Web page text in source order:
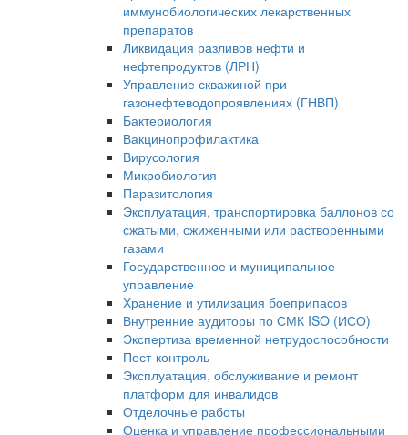
иммунобиологических лекарственных
препаратов
Ликвидация разливов нефти и
нефтепродуктов (ЛРН)
Управление скважиной при
газонефтеводопроявлениях (ГНВП)
Бактериология
Вакцинопрофилактика
Вирусология
Микробиология
Паразитология
Эксплуатация, транспортировка баллонов со
сжатыми, сжиженными или растворенными
газами
Государственное и муниципальное
управление
Хранение и утилизация боеприпасов
Внутренние аудиторы по СМК ISO (ИСО)
Экспертиза временной нетрудоспособности
Пест-контроль
Эксплуатация, обслуживание и ремонт
платформ для инвалидов
Отделочные работы
Оценка и управление профессиональными